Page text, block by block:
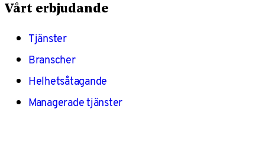
Vårt erbjudande
Tjänster
Branscher
Helhetsåtagande
Managerade tjänster